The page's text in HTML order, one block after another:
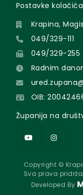
Postavke kolačića
Krapina,
049/329-111
049/329-255
Radnim
OIB:
Županija na
Copyright ©
Sva prava
Developed By